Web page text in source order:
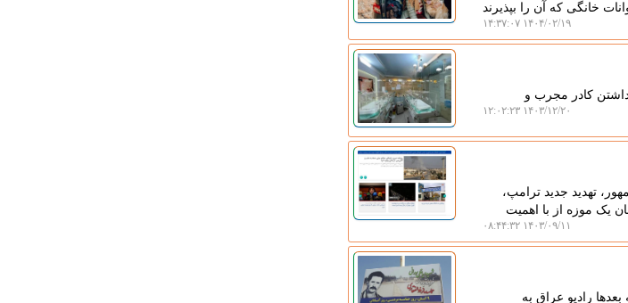
خانگی که آن را بپذیرند
۱۴۰۴/۰۲/۱۹ ۱۴:۳۷:۰۷
است که با در اختیار داشتن کادر مجرب و
۱۴۰۳/۱۲/۲۰ ۱۲:۰۲:۲۳
تهدید جدید ترامپ،
یک موزه از با اهمیت
۱۴۰۳/۰۹/۱۱ ۰۸:۴۴:۳۲
رادیو عراق به